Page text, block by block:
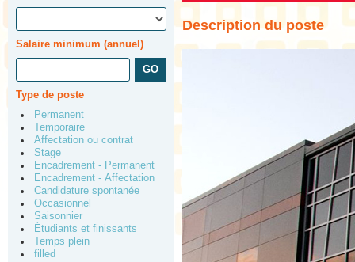
Salaire minimum (annuel)
Type de poste
Permanent
Temporaire
Affectation ou contrat
Stage
Encadrement - Permanent
Encadrement - Affectation
Candidature spontanée
Occasionnel
Saisonnier
Étudiants et finissants
Temps plein
filled
Description du poste